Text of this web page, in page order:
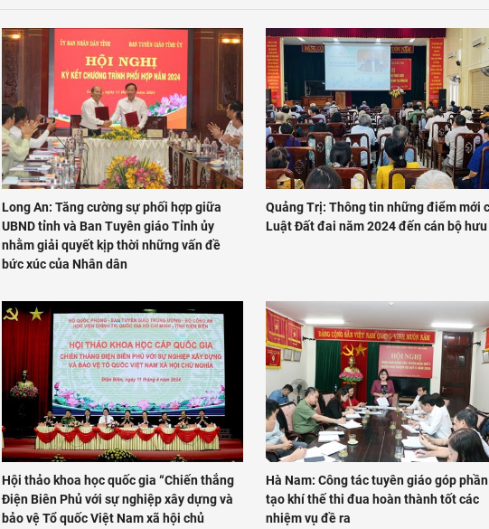
Long An: Tăng cường sự phối hợp giữa
UBND tỉnh và Ban Tuyên giáo Tỉnh ủy
nhằm giải quyết kịp thời những vấn đề
bức xúc của Nhân dân
Quảng Trị: Thông tin những điểm mới
Luật Đất đai năm 2024 đến cán bộ
Hội thảo khoa học quốc gia “Chiến thắng
Điện Biên Phủ với sự nghiệp xây dựng và
bảo vệ Tổ quốc Việt Nam xã hội chủ
Hà Nam: Công tác tuyên giáo góp phần
tạo khí thế thi đua hoàn thành tốt các
nhiệm vụ đề ra